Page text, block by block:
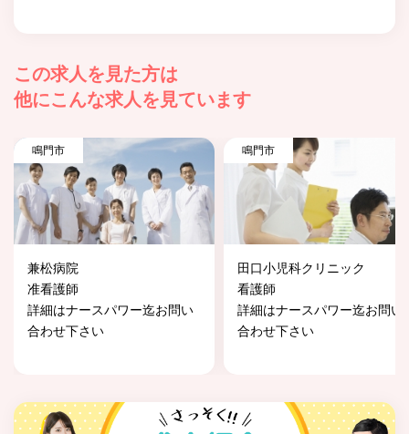
この求人を見た方は
他にこんな求人を見ています
鳴門市
兼松病院
准看護師
詳細はナースパワー迄お問い
合わせ下さい
鳴門市
田口小児科クリニック
看護師
詳細はナースパワー迄お問い
合わせ下さい